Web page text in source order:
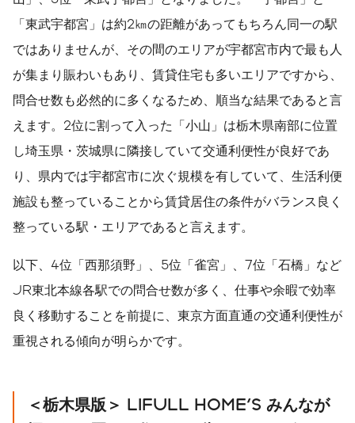
「東武宇都宮」は約2㎞の距離があってもちろん同一の駅
ではありませんが、その間のエリアが宇都宮市内で最も人
が集まり賑わいもあり、賃貸住宅も多いエリアですから、
問合せ数も必然的に多くなるため、順当な結果であると言
えます。2位に割って入った「小山」は栃木県南部に位置
し埼玉県・茨城県に隣接していて交通利便性が良好であ
り、県内では宇都宮市に次ぐ規模を有していて、生活利便
施設も整っていることから賃貸居住の条件がバランス良く
整っている駅・エリアであると言えます。
以下、4位「西那須野」、5位「雀宮」、7位「石橋」など
JR東北本線各駅での問合せ数が多く、仕事や余暇で効率
良く移動することを前提に、東京方面直通の交通利便性が
重視される傾向が明らかです。
＜栃木県版＞ LIFULL HOME'S みんなが